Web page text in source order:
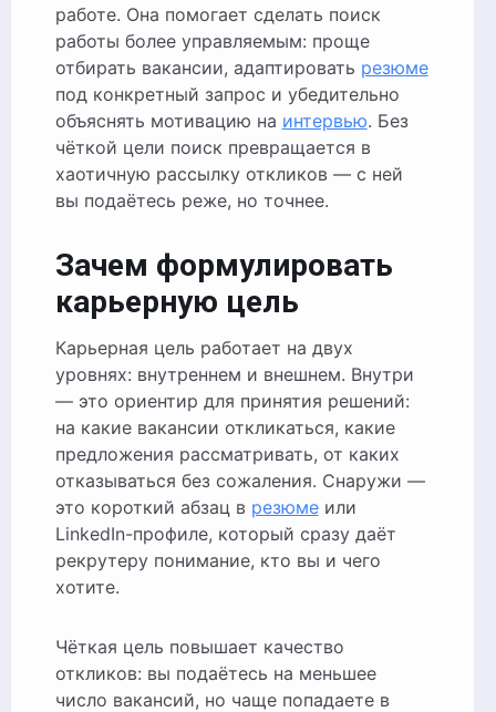
работе. Она помогает сделать поиск
работы более управляемым: проще
отбирать вакансии, адаптировать резюме
под конкретный запрос и убедительно
объяснять мотивацию на интервью. Без
чёткой цели поиск превращается в
хаотичную рассылку откликов — с ней
вы подаётесь реже, но точнее.
Зачем формулировать
карьерную цель
Карьерная цель работает на двух
уровнях: внутреннем и внешнем. Внутри
— это ориентир для принятия решений:
на какие вакансии откликаться, какие
предложения рассматривать, от каких
отказываться без сожаления. Снаружи —
это короткий абзац в резюмеили
LinkedIn-профиле, который сразу даёт
рекрутеру понимание, кто вы и чего
хотите.
Чёткая цель повышает качество
откликов: вы подаётесь на меньшее
число вакансий, но чаще попадаете в